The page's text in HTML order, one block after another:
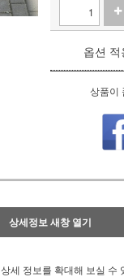
옵션
상품이
상세정보 새창 열기
상세 정보를 확대해 보실 수